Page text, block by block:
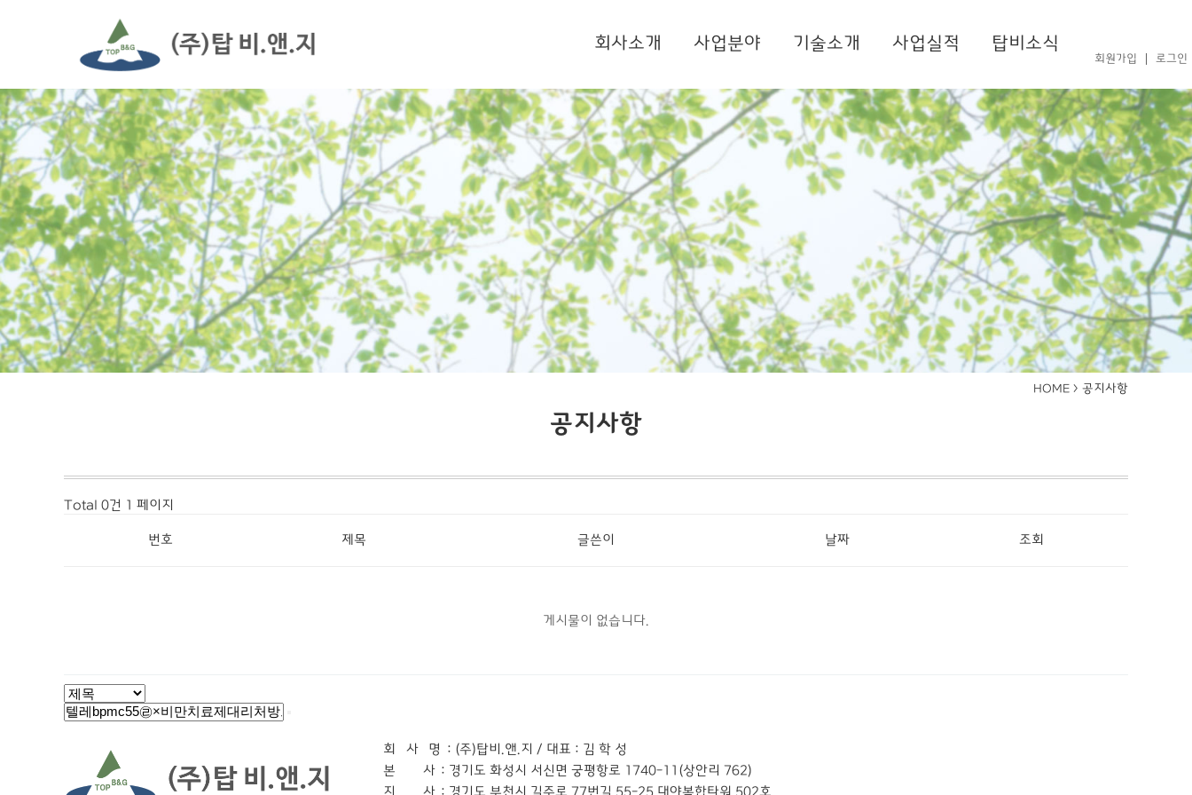
회사소개 사업분야 기술소개 사업실적 탑비소식
회원가입 로그인
공지사항
HOME > 공지사항
Total 0건 1 페이지
번호 제목 글쓴이 날짜 조회
게시물이 없습니다.
회 사 명 : (주)탑비.앤.지 / 대표 : 김 학 성
본 사 : 경기도 화성시 서신면 궁평항로 1740-11(상안리 762)
지 사 : 경기도 부천시 길주로 77번길 55-25 대야복합타워 502호